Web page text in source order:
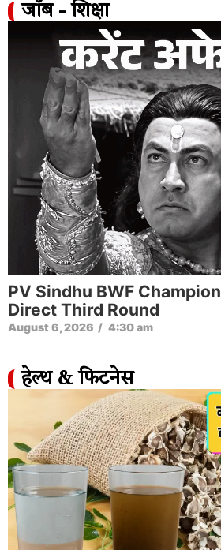
जॉब - शिक्षा
PV Sindhu BWF
Direct Third Round
August 6, 2026 / 4:30 am
हेल्थ & फिटनेस